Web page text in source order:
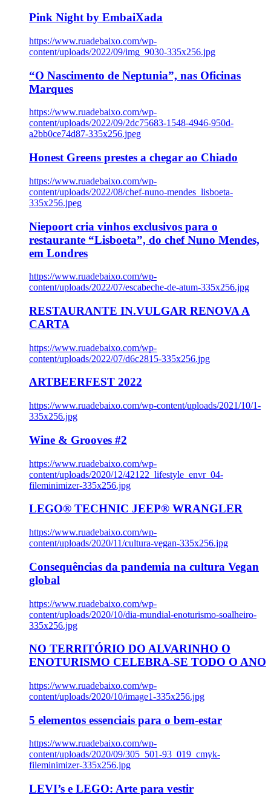
Pink Night by EmbaiXada
https://www.ruadebaixo.com/wp-
content/uploads/2022/09/img_9030-335x256.jpg
“O Nascimento de Neptunia”, nas Oficinas
Marques
https://www.ruadebaixo.com/wp-
content/uploads/2022/09/2dc75683-1548-4946-950d-
a2bb0ce74d87-335x256.jpeg
Honest Greens prestes a chegar ao Chiado
https://www.ruadebaixo.com/wp-
content/uploads/2022/08/chef-nuno-mendes_lisboeta-
335x256.jpeg
Niepoort cria vinhos exclusivos para o
restaurante “Lisboeta”, do chef Nuno Mendes,
em Londres
https://www.ruadebaixo.com/wp-
content/uploads/2022/07/escabeche-de-atum-335x256.jpg
RESTAURANTE IN.VULGAR RENOVA A
CARTA
https://www.ruadebaixo.com/wp-
content/uploads/2022/07/d6c2815-335x256.jpg
ARTBEERFEST 2022
https://www.ruadebaixo.com/wp-content/uploads/2021/10/1-
335x256.jpg
Wine & Grooves #2
https://www.ruadebaixo.com/wp-
content/uploads/2020/12/42122_lifestyle_envr_04-
fileminimizer-335x256.jpg
LEGO® TECHNIC JEEP® WRANGLER
https://www.ruadebaixo.com/wp-
content/uploads/2020/11/cultura-vegan-335x256.jpg
Consequências da pandemia na cultura Vegan
global
https://www.ruadebaixo.com/wp-
content/uploads/2020/10/dia-mundial-enoturismo-soalheiro-
335x256.jpg
NO TERRITÓRIO DO ALVARINHO O
ENOTURISMO CELEBRA-SE TODO O ANO
https://www.ruadebaixo.com/wp-
content/uploads/2020/10/image1-335x256.jpg
5 elementos essenciais para o bem-estar
https://www.ruadebaixo.com/wp-
content/uploads/2020/09/305_501-93_019_cmyk-
fileminimizer-335x256.jpg
LEVI’s e LEGO: Arte para vestir